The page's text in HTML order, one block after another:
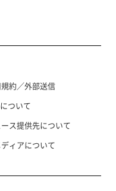
約／外部送信
ついて
ス提供先について
ィアについて